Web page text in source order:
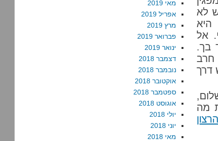
לא
היא
היום ה-14 ביולי. אל
בך.
חרב
דרך
מה
מאי 2019
אפריל 2019
מרץ 2019
פברואר 2019
ינואר 2019
דצמבר 2018
נובמבר 2018
אוקטובר 2018
ספטמבר 2018
אוגוסט 2018
יולי 2018
יוני 2018
מאי 2018